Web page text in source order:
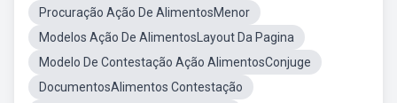
Procuração Ação De AlimentosMenor
Modelos Ação De AlimentosLayout Da Pagina
Modelo De Contestação Ação AlimentosConjuge
DocumentosAlimentos Contestação